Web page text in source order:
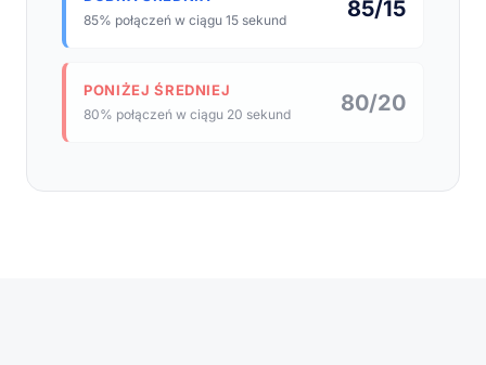
85% połączeń w ciągu 15 sekund 85/15
PONIŻEJ ŚREDNIEJ
80% połączeń w ciągu 20 sekund 80/20